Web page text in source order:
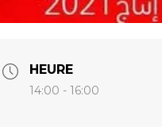
HEURE
14:00 - 16:00